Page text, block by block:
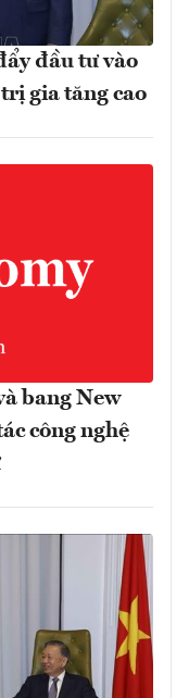
đầu tư vào
gia tăng cao
bang New
công nghệ